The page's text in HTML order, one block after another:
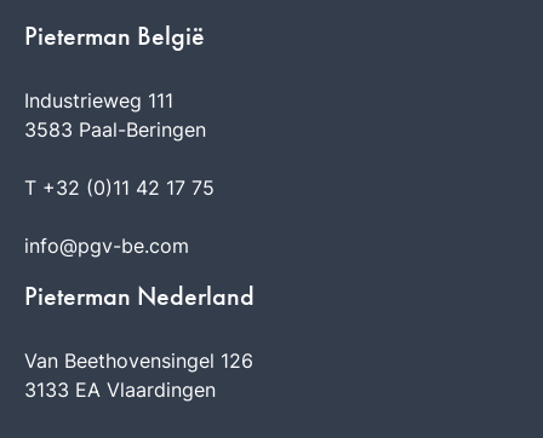
Pieterman België
Industrieweg 111
3583 Paal-Beringen
T +32 (0)11 42 17 75
info@pgv-be.com
Pieterman Nederland
Van Beethovensingel 126
3133 EA Vlaardingen